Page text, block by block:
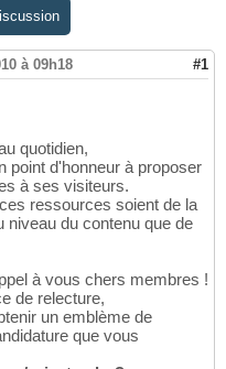
à 09h18 #1
quotidien,
point d'honneur à proposer
à ses visiteurs.
ressources soient de la
niveau du contenu que de
à vous chers membres !
de relecture,
un emblème de
que vous